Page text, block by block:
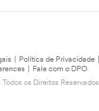
Política de Privacidade
Fale com o DPO
os Direitos Reservados.